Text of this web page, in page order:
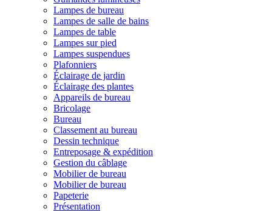
Lampes de bureau
Lampes de salle de bains
Lampes de table
Lampes sur pied
Lampes suspendues
Plafonniers
Éclairage de jardin
Éclairage des plantes
Appareils de bureau
Bricolage
Bureau
Classement au bureau
Dessin technique
Entreposage & expédition
Gestion du câblage
Mobilier de bureau
Mobilier de bureau
Papeterie
Présentation